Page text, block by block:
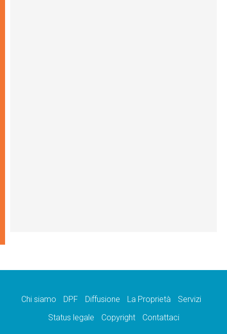
Chi siamo DPF Diffusione La Proprietà
Servizi
Status legale
Copyright Contattaci